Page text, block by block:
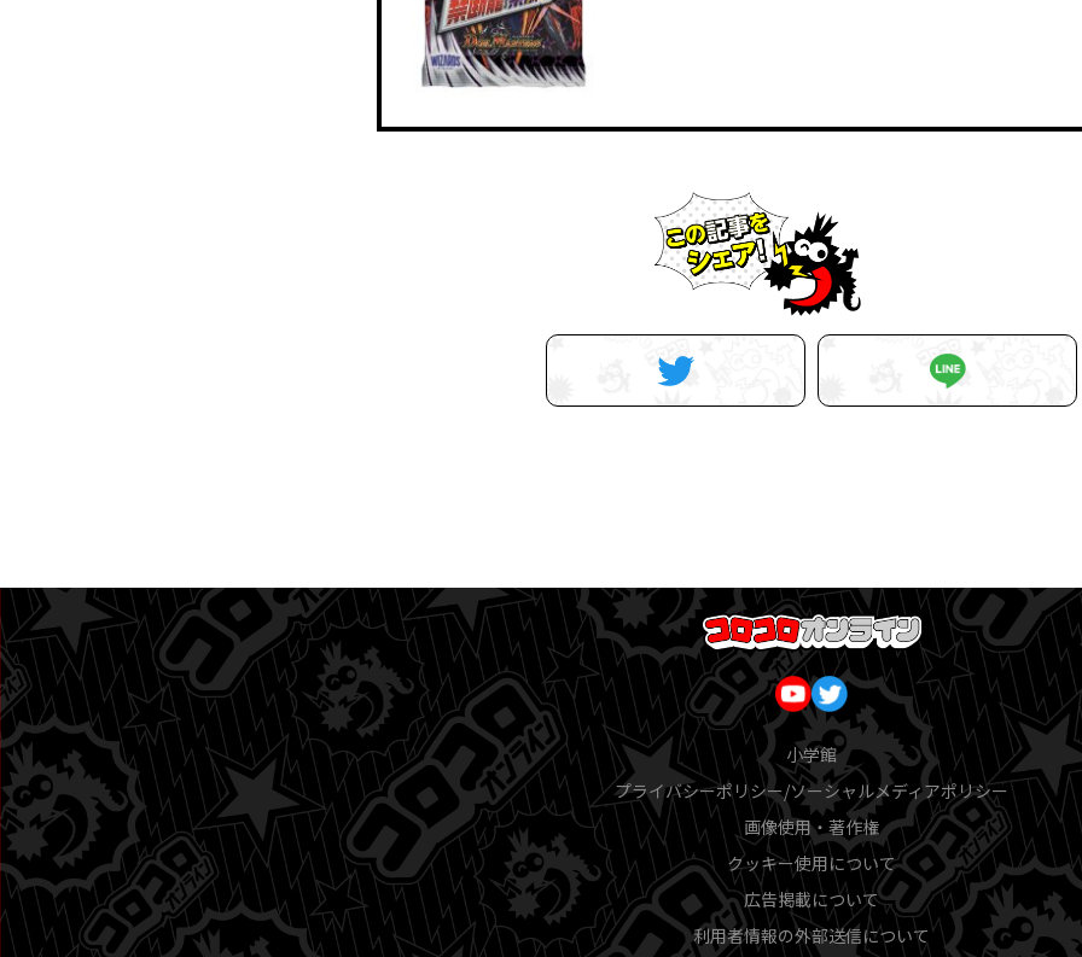
小学館
プライバシーポリシー/ソーシャルメディアポリシー
画像使用・著作権
クッキー使用について
広告掲載について
利用者情報の外部送信について